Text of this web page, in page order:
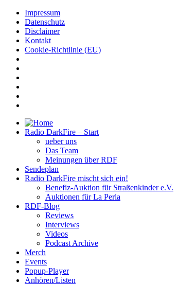
Impressum
Datenschutz
Disclaimer
Kontakt
Cookie-Richtlinie (EU)
Radio DarkFire – Start
ueber uns
Das Team
Meinungen über RDF
Sendeplan
Radio DarkFire mischt sich ein!
Benefiz-Auktion für Straßenkinder e.V.
Auktionen für La Perla
RDF-Blog
Reviews
Interviews
Videos
Podcast Archive
Merch
Events
Popup-Player
Anhören/Listen